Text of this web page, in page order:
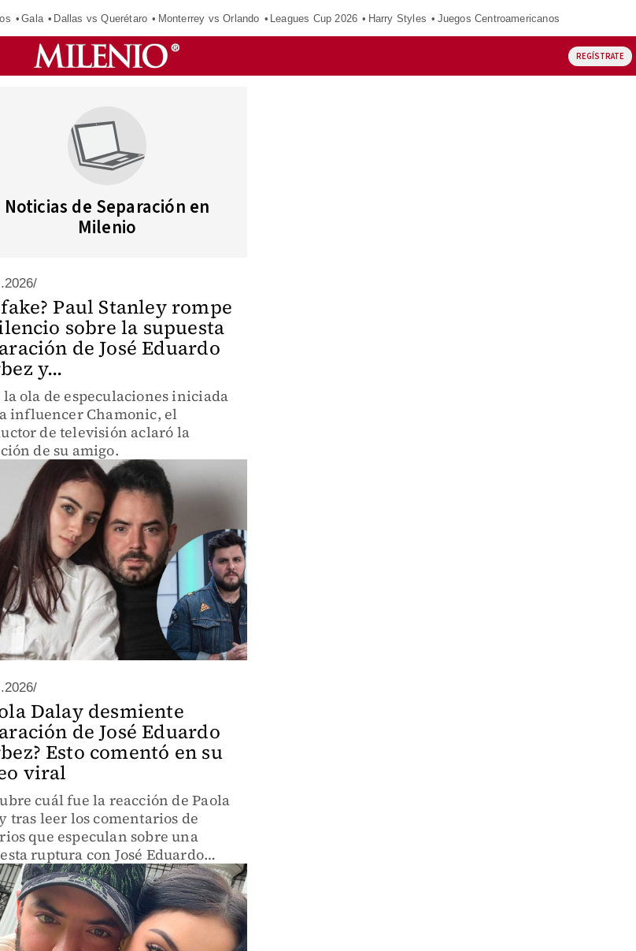
Gala Dallas vs Querétaro Monterrey vs Orlando Leagues Cup 2026 Harry Styles Juegos Centroamericanos
REGÍSTRATE
Noticias de Separación en
Milenio
fake? Paul Stanley rompe
sobre la supuesta
de José Eduardo
y...
ola de especulaciones iniciada
influencer Chamonic, el
de televisión aclaró la
de su amigo.
Dalay desmiente
de José Eduardo
Esto comentó en su
viral
cuál fue la reacción de Paola
tras leer los comentarios de
que especulan sobre una
ruptura con José Eduardo